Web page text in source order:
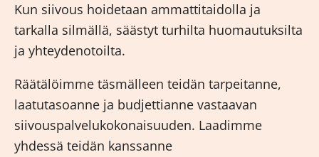
Kun siivous hoidetaan ammattitaidolla ja
tarkalla silmällä, säästyt turhilta huomautuksilta
ja yhteydenotoilta.
Räätälöimme täsmälleen teidän tarpeitanne,
laatutasoanne ja budjettianne vastaavan
siivouspalvelukokonaisuuden. Laadimme
yhdessä teidän kanssanne